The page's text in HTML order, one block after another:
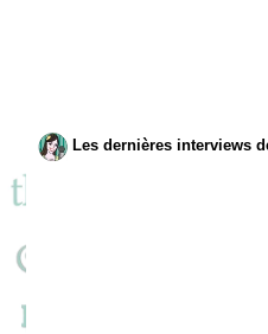
Les dernières interviews